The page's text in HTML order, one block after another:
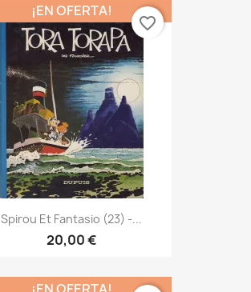
Spirou Et Fantasio (23) -...
20,00 €
¡EN OFERTA!
favorite_border